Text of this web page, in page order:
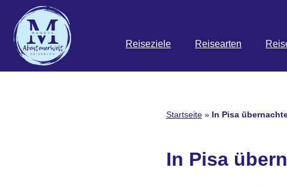
Zum
Inhalt
springen
Reiseziele Reisearten
Startseite» In Pisa
In Pisa